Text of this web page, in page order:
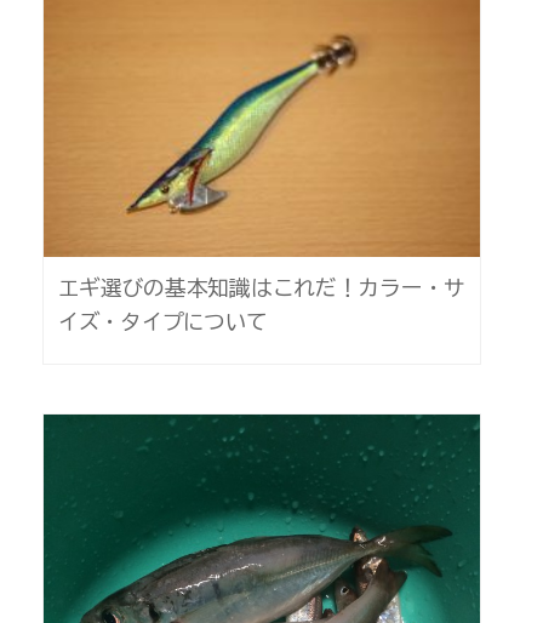
エギ選びの基本知識はこれだ！カラー・サ
イズ・タイプについて